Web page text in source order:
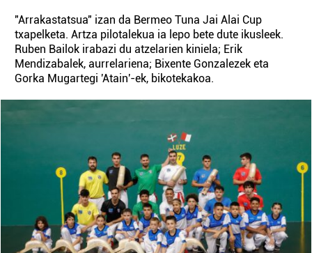
"Arrakastatsua" izan da Bermeo Tuna Jai Alai Cup
txapelketa. Artza pilotalekua ia lepo bete dute ikusleek.
Ruben Bailok irabazi du atzelarien kiniela; Erik
Mendizabalek, aurrelariena; Bixente Gonzalezek eta
Gorka Mugartegi 'Atain'-ek, bikotekakoa.